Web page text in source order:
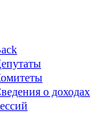
о доходах